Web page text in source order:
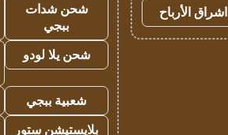
اشراق الأرباح
شحن شدات
ببجي
شحن يلا لودو
شعبية ببجي
بلايستيشن ستور